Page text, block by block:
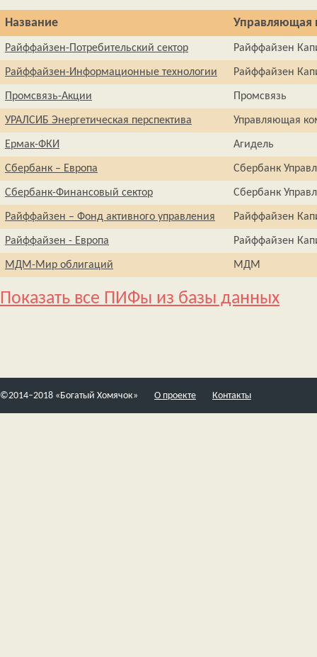
Название Управляющая
Райффайзен-Потребительский сектор Райффайзен
Райффайзен-Информационные технологии Райффайзен
Промсвязь-Акции Промсвязь
УРАЛСИБ Энергетическая перспектива Управляющая
Ермак-ФКИ Агидель
Сбербанк – Европа Сбербанк
Сбербанк-Финансовый сектор Сбербанк
Райффайзен – Фонд активного управления Райффайзен
Райффайзен - Европа Райффайзен
МДМ-Мир облигаций МДМ
Показать все ПИФы из базы данных
©2014–2018 «Богатый Хомячок» О проекте Контакты